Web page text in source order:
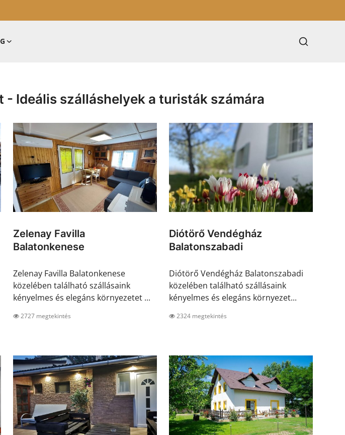
Ideális szálláshelyek a turisták számára
Zelenay Favilla
Balatonkenese
Zelenay Favilla Balatonkenese
közelében található szállásaink
kényelmes és elegáns környezetet ...
2727 megtekintés
Diótörő Vendégház
Balatonszabadi
Diótörő Vendégház Balatonszabadi
közelében található szállásaink
kényelmes és elegáns környezet...
2324 megtekintés